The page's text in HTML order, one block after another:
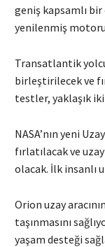
geniş kapsamlı
yenilenmiş
Transatlantik
birleştirilecek ve
testler, yaklaşık iki
NASA’nın yeni
fırlatılacak ve
olacak. İlk insanlı
Orion uzay
taşınmasını
yaşam desteği